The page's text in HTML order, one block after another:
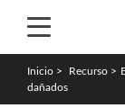
Inicio > Recurso >
dañados